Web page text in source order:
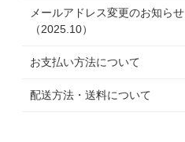
メールアドレス変更のお知らせ
（2025.10）
お支払い方法について
配送方法・送料について